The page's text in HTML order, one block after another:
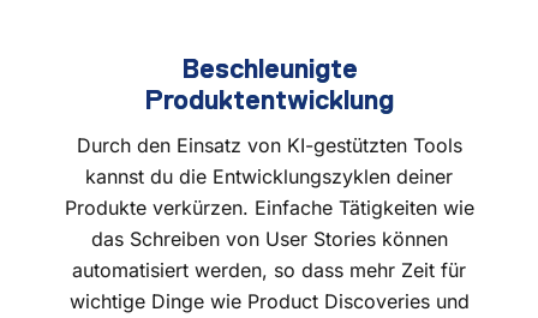
Beschleunigte
Produktentwicklung
Durch den Einsatz von KI-gestützten Tools
kannst du die Entwicklungszyklen deiner
Produkte verkürzen. Einfache Tätigkeiten wie
das Schreiben von User Stories können
automatisiert werden, so dass mehr Zeit für
wichtige Dinge wie Product Discoveries und